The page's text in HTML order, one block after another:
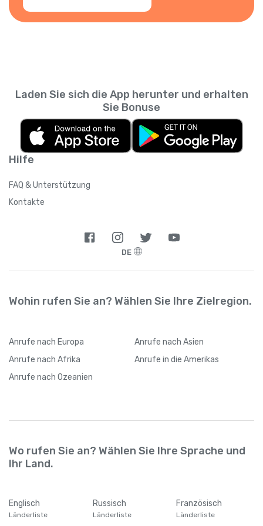
Hilfe
FAQ & Unterstützung
Kontakte
Laden Sie sich die App herunter und erhalten
Sie Bonuse
DE
Wohin rufen Sie an? Wählen Sie Ihre Zielregion.
Anrufe nach Europa Anrufe nach Asien
Anrufe nach Afrika Anrufe in die Amerikas
Anrufe nach Ozeanien
Wo rufen Sie an? Wählen Sie Ihre Sprache und
Ihr Land.
Englisch
Länderliste
Russisch
Länderliste
Französisch
Länderliste